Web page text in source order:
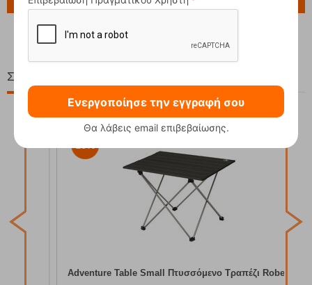
Σχετικά Προϊόντα
Adventure Table Small Πτυσσόμενο Τραπέζι Robens
Ενεργοποίησε την εγγραφή σου
Θα λάβεις email επιβεβαίωσης.